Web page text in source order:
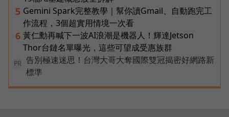
5 Gemini Spark完整教學｜幫你讀Gmail、自動跑完工
作流程，3個超實用情境一次看
6 黃仁勳再喊下一波AI浪潮是機器人！輝達Jetson
Thor台鏈名單曝光，這些可望成受惠族群
PR
告別極速迷思！台灣大哥大奪國際雙冠揭密好網路新
標準